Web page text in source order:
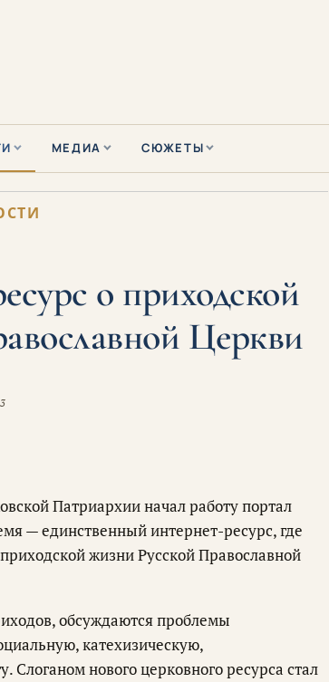
МЕДИА СЮЖЕТЫ
о приходской
Церкви
Патриархии начал работу портал
— единственный интернет-ресурс, где
жизни Русской Православной
обсуждаются проблемы
катехизическую,
нового церковного ресурса стал